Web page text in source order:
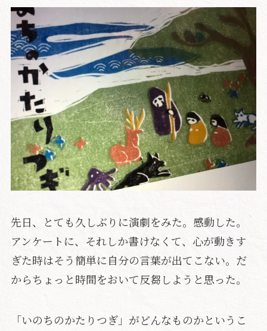
先日、とても久しぶりに演劇をみた。感動した。
アンケートに、それしか書けなくて、心が動きす
ぎた時はそう簡単に自分の言葉が出てこない。だ
からちょっと時間をおいて反芻しようと思った。
「いのちのかたりつぎ」がどんなものかというこ